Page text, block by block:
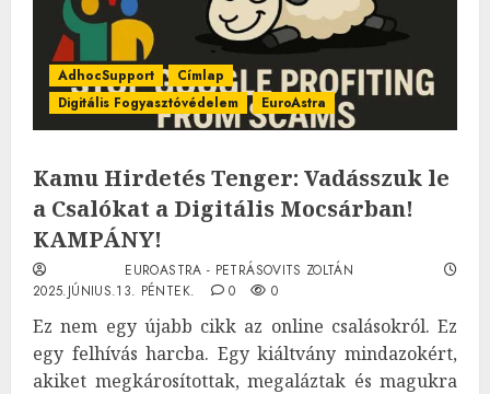
AdhocSupport
Címlap
Digitális Fogyasztóvédelem
EuroAstra
Kamu Hirdetés Tenger: Vadásszuk le
a Csalókat a Digitális Mocsárban!
KAMPÁNY!
EUROASTRA - PETRÁSOVITS ZOLTÁN
2025.JÚNIUS.13. PÉNTEK.
0 0
Ez nem egy újabb cikk az online csalásokról. Ez
egy felhívás harcba. Egy kiáltvány mindazokért,
akiket megkárosítottak, megaláztak és magukra